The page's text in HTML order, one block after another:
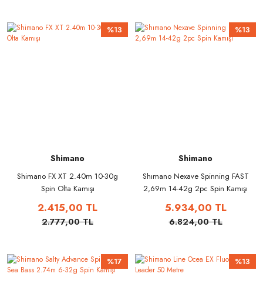
%13
Shimano
Shimano FX XT 2.40m 10-30g
Spin Olta Kamışı
2.415,00 TL
2.777,00 TL
%13
Shimano
Shımano Nexave Spinning FAST
2,69m 14-42g 2pc Spin Kamışı
5.934,00 TL
6.824,00 TL
%17 %13